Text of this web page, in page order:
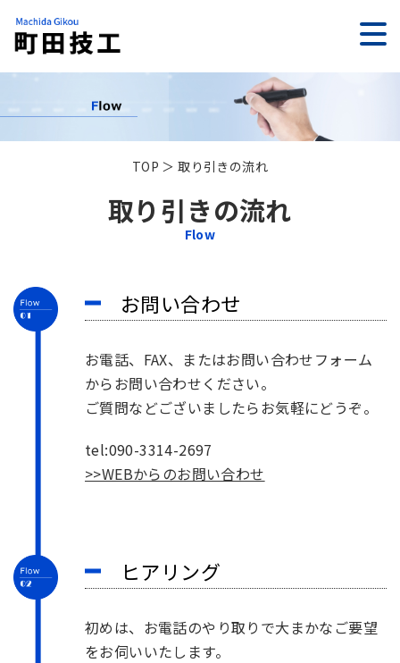
TOP ＞ 取り引きの流れ
取り引きの流れ
Flow
お問い合わせ
お電話、FAX、またはお問い合わせフォーム
からお問い合わせください。
ご質問などございましたらお気軽にどうぞ。
tel:090-3314-2697
>>WEBからのお問い合わせ
ヒアリング
初めは、お電話のやり取りで大まかなご要望
をお伺いいたします。